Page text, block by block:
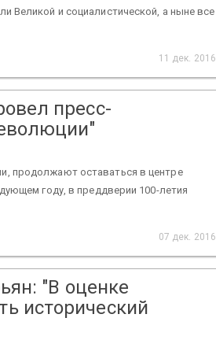
Великой и социалистической, а ныне все
11 дек. 2016
пресс-
продолжают оставаться в центре
году, в преддверии 100-летия
07 дек. 2016
"В оценке
исторический